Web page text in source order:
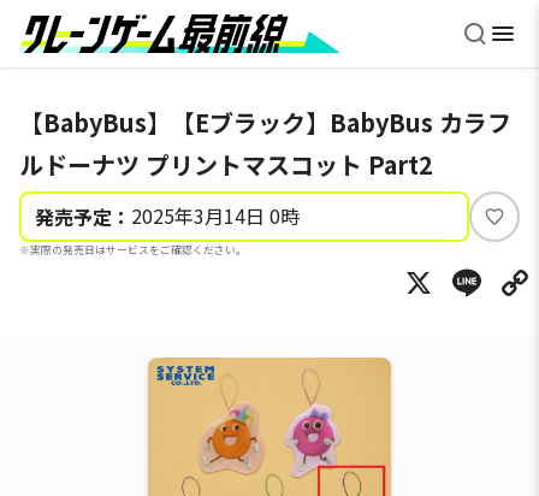
【BabyBus】【Eブラック】BabyBus カラフ
ルドーナツ プリントマスコット Part2
発売予定： 2025年3月14日 0時
※実際の発売日はサービスをご確認ください。
い
ね
X